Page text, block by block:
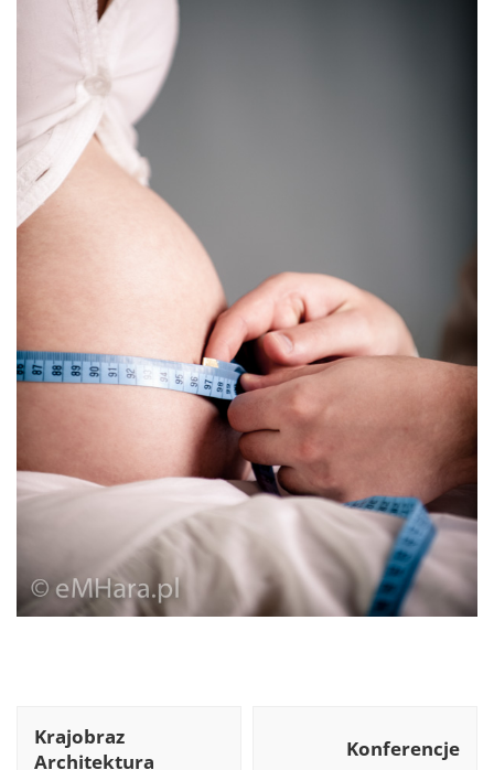
Navigation
Krajobraz
Architektura
Konferencje